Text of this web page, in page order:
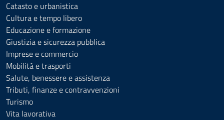
Catasto e urbanistica
Cultura e tempo libero
Educazione e formazione
Giustizia e sicurezza pubblica
Imprese e commercio
Mobilità e trasporti
Salute, benessere e assistenza
Tributi, finanze e contravvenzioni
Turismo
Vita lavorativa